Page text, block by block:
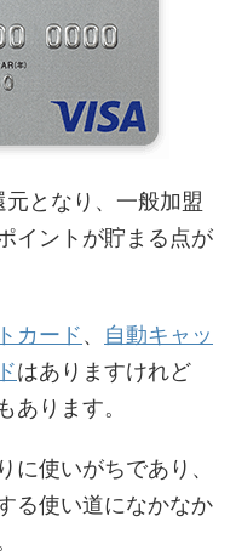
となり、一般加盟
イントが貯まる点が
カード 、 自動キャッ
はありますけれど
あります。
に使いがちであり、
る使い道になかなか